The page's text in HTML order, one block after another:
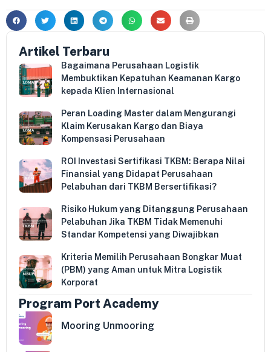
Artikel Terbaru
Bagaimana Perusahaan Logistik
Membuktikan Kepatuhan Keamanan Kargo
kepada Klien Internasional
Peran Loading Master dalam Mengurangi
Klaim Kerusakan Kargo dan Biaya
Kompensasi Perusahaan
ROI Investasi Sertifikasi TKBM: Berapa Nilai
Finansial yang Didapat Perusahaan
Pelabuhan dari TKBM Bersertifikasi?
Risiko Hukum yang Ditanggung Perusahaan
Pelabuhan Jika TKBM Tidak Memenuhi
Standar Kompetensi yang Diwajibkan
Kriteria Memilih Perusahaan Bongkar Muat
(PBM) yang Aman untuk Mitra Logistik
Korporat
Program Port Academy
Mooring Unmooring